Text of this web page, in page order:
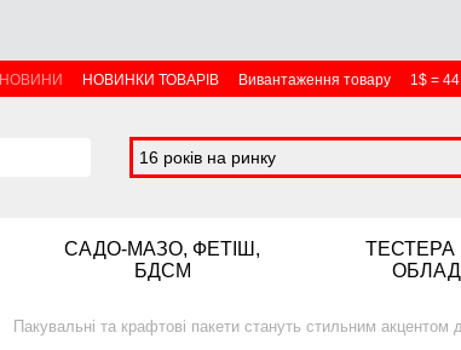
НОВИНИ НОВИНКИ ТОВАРІВ Вивантаження товару 1$ =
16 років на ринку
САДО-МАЗО, ФЕТІШ,
БДСМ
ТЕСТЕРА
Пакувальні та крафтові пакети стануть стильним акцентом